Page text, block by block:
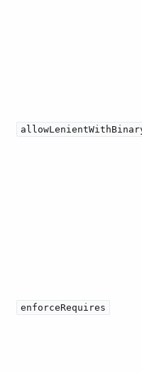
enforceRequires